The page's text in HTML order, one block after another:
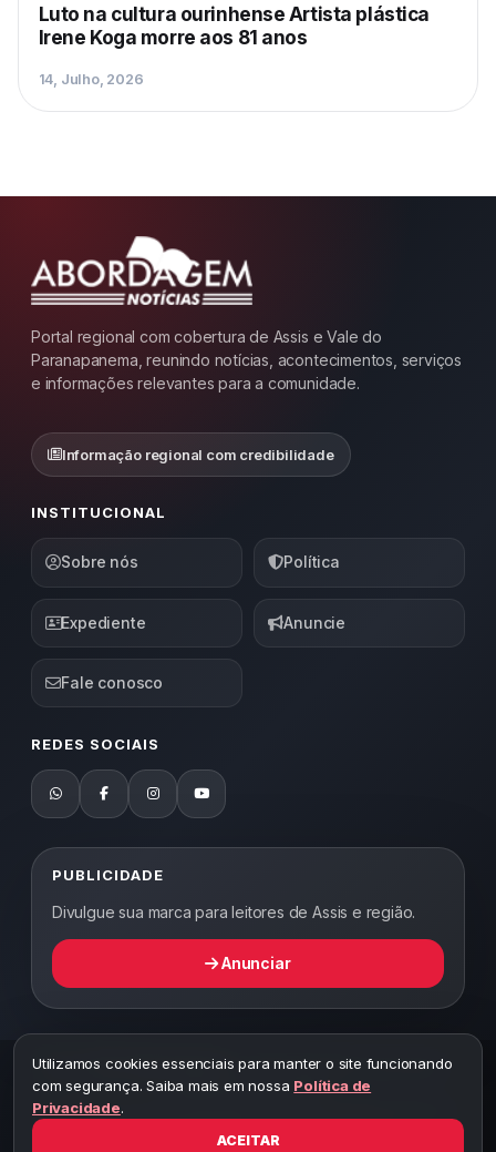
Luto na cultura ourinhense Artista plástica
Irene Koga morre aos 81 anos
14, Julho, 2026
Portal regional com cobertura de Assis e Vale do
Paranapanema, reunindo notícias, acontecimentos, serviços
e informações relevantes para a comunidade.
Informação regional com credibilidade
INSTITUCIONAL
Sobre nós Política
Expediente Anuncie
Fale conosco
REDES SOCIAIS
PUBLICIDADE
Divulgue sua marca para leitores de Assis e região.
Anunciar
2026 ©Abordagem Notícias— Todos os direitos reservados —
Desenvolvido por WEB5.
A cópia total ou parcial desta página implicará ao autor sob pena de
Utilizamos cookies essenciais para manter o site funcionando
com segurança. Saiba mais em nossa Política de
Privacidade.
ACEITAR